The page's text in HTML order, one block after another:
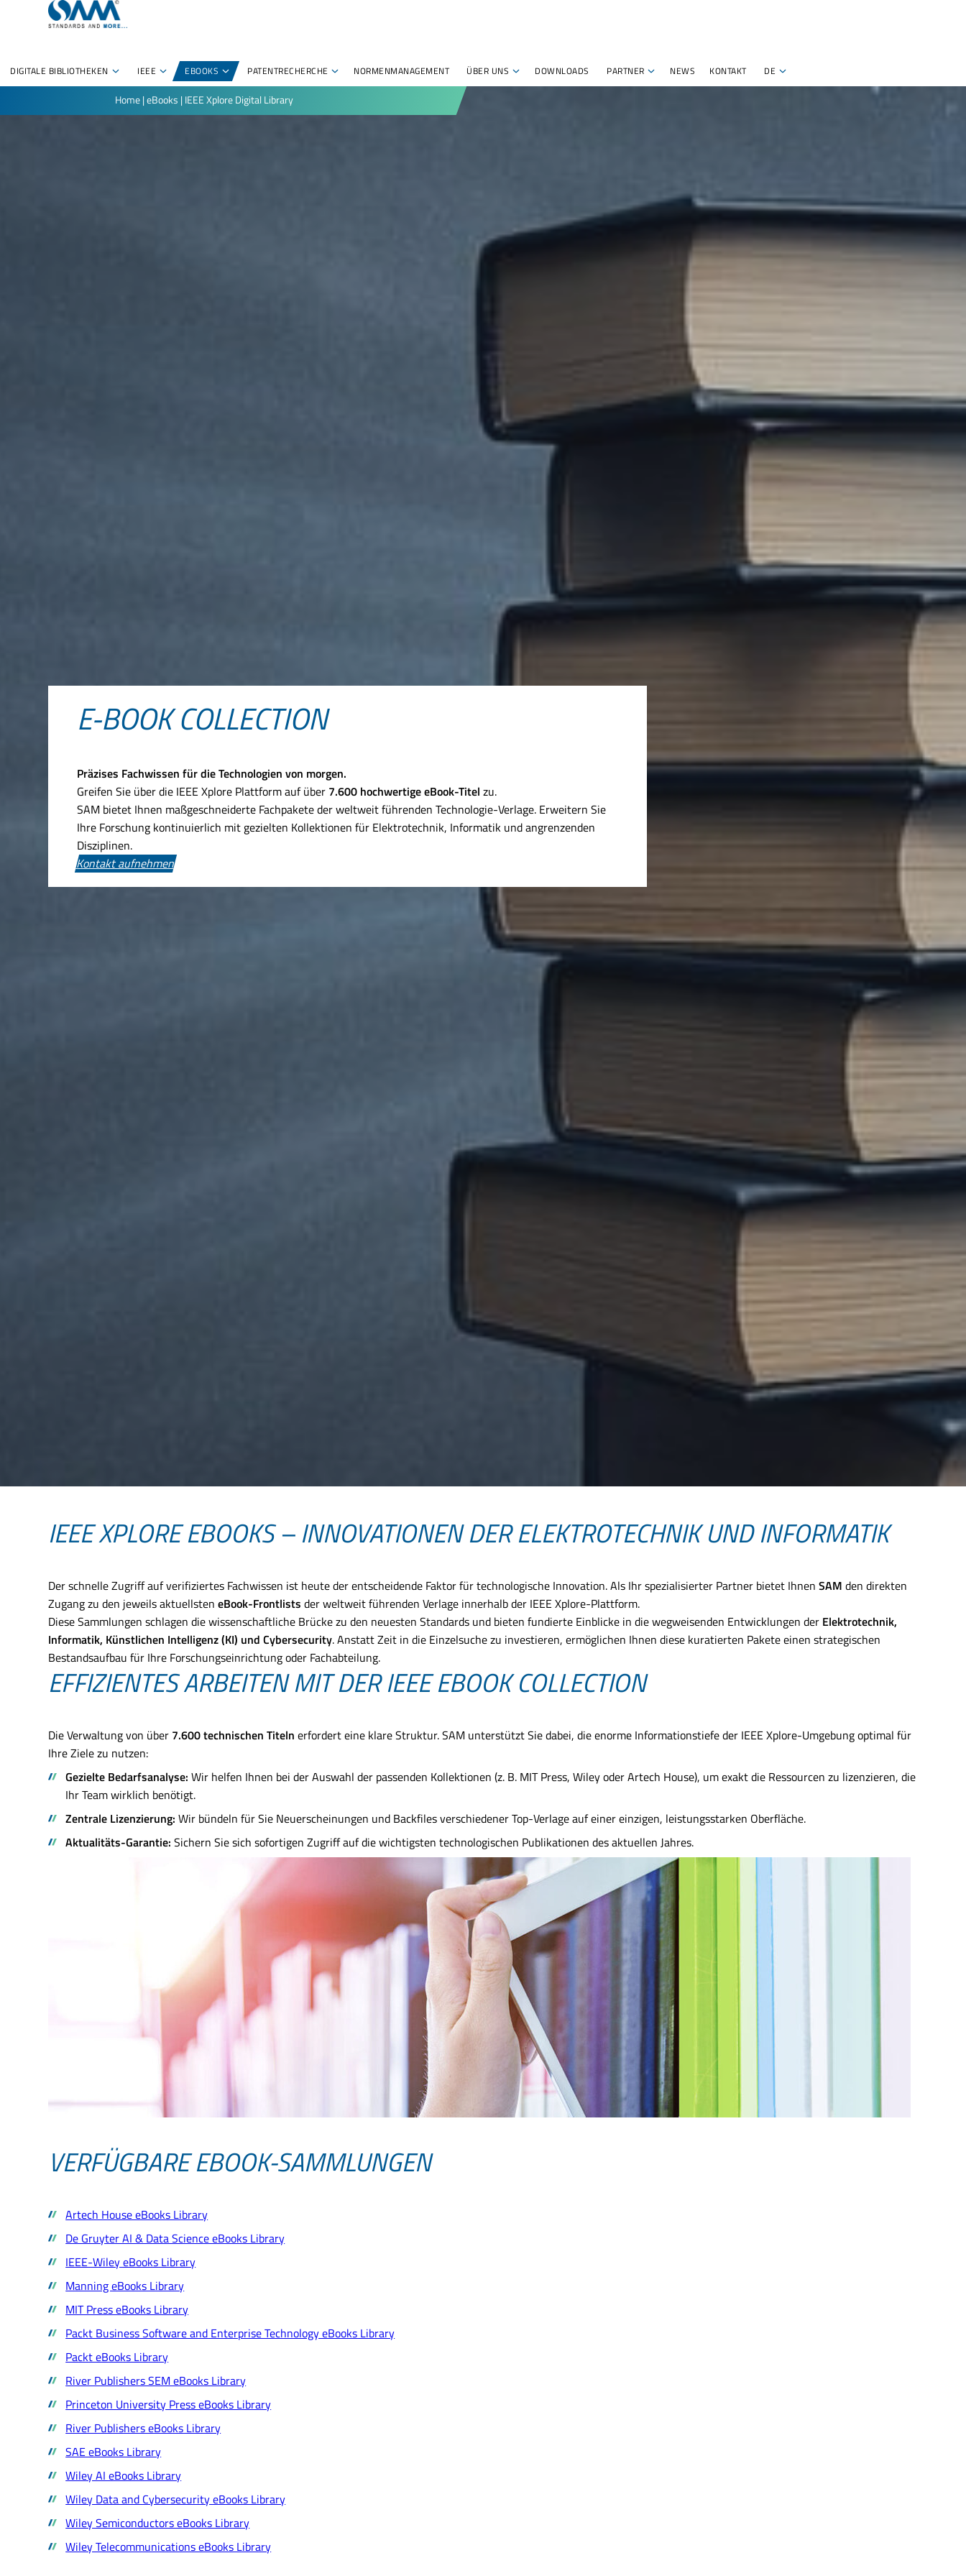
DIGITALE BIBLIOTHEKEN IEEE EBOOKS PATENTRECHERCHE NORMENMANAGEMENT ÜBER UNS DOWNLOADS PARTNER NEWS KONTAKT DE
Home|eBooks |IEEE Xplore Digital Library
E-BOOK COLLECTION
Präzises Fachwissen für die Technologien von morgen.
Greifen Sie über die IEEE Xplore Plattform auf über 7.600 hochwertige eBook-Titel zu.
SAM bietet Ihnen maßgeschneiderte Fachpakete der weltweit führenden Technologie-Verlage. Erweitern Sie
Ihre Forschung kontinuierlich mit gezielten Kollektionen für Elektrotechnik, Informatik und angrenzenden
Disziplinen.
Kontakt aufnehmen
IEEE XPLORE EBOOKS – INNOVATIONEN DER ELEKTROTECHNIK UND INFORMATIK
Der schnelle Zugriff auf verifiziertes Fachwissen ist heute der entscheidende Faktor für technologische Innovation. Als Ihr spezialisierter Partner bietet IhnenSAM den direkten
Zugang zu den jeweils aktuellsteneBook-Frontlists der weltweit führenden Verlage innerhalb der IEEE Xplore-Plattform.
Diese Sammlungen schlagen die wissenschaftliche Brücke zu den neuesten Standards und bieten fundierte Einblicke in die wegweisenden Entwicklungen der Elektrotechnik,
Informatik, Künstlichen Intelligenz (KI) und Cybersecurity. Anstatt Zeit in die Einzelsuche zu investieren, ermöglichen Ihnen diese kuratierten Pakete einen strategischen
Bestandsaufbau für Ihre Forschungseinrichtung oder Fachabteilung.
EFFIZIENTES ARBEITEN MIT DER IEEE EBOOK COLLECTION
Die Verwaltung von über 7.600 technischen Titeln erfordert eine klare Struktur. SAM unterstützt Sie dabei, die enorme Informationstiefe der IEEE Xplore-Umgebung optimal für
Ihre Ziele zu nutzen:
Gezielte Bedarfsanalyse: Wir helfen Ihnen bei der Auswahl der passenden Kollektionen (z. B. MIT Press, Wiley oder Artech House), um exakt die Ressourcen zu lizenzieren, die
Ihr Team wirklich benötigt.
Zentrale Lizenzierung: Wir bündeln für Sie Neuerscheinungen und Backfiles verschiedener Top-Verlage auf einer einzigen, leistungsstarken Oberfläche.
Aktualitäts-Garantie: Sichern Sie sich sofortigen Zugriff auf die wichtigsten technologischen Publikationen des aktuellen Jahres.
VERFÜGBARE EBOOK-SAMMLUNGEN
Artech House eBooks Library
De Gruyter AI & Data Science eBooks Library
IEEE-Wiley eBooks Library
Manning eBooks Library
MIT Press eBooks Library
Packt Business Software and Enterprise Technology eBooks Library
Packt eBooks Library
River Publishers SEM eBooks Library
Princeton University Press eBooks Library
River Publishers eBooks Library
SAE eBooks Library
Wiley AI eBooks Library
Wiley Data and Cybersecurity eBooks Library
Wiley Semiconductors eBooks Library
Wiley Telecommunications eBooks Library